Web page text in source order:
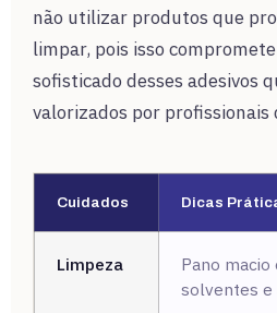
não utilizar produtos que
limpar, pois isso
sofisticado desses adesivos
valorizados por profissionais
Cuidados Dicas
Limpeza
Pano macio
solventes